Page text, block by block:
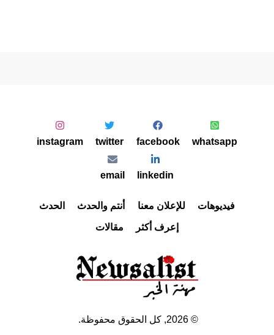
©
2026, كل الحقوق محفوظة.
فيديوهات للإعلان معنا أنتم والحدث
الحدث
إعرف أكثر
مقالات
whatsapp
facebook
twitter
instagram
linkedin
email